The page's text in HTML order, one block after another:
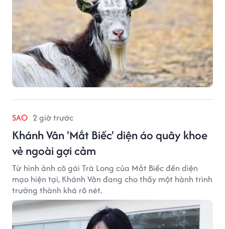
SAO 2 giờ trước
Khánh Vân 'Mắt Biếc' diện áo quây khoe
vẻ ngoài gợi cảm
Từ hình ảnh cô gái Trà Long của Mắt Biếc đến diện
mạo hiện tại, Khánh Vân đang cho thấy một hành trình
trưởng thành khá rõ nét.